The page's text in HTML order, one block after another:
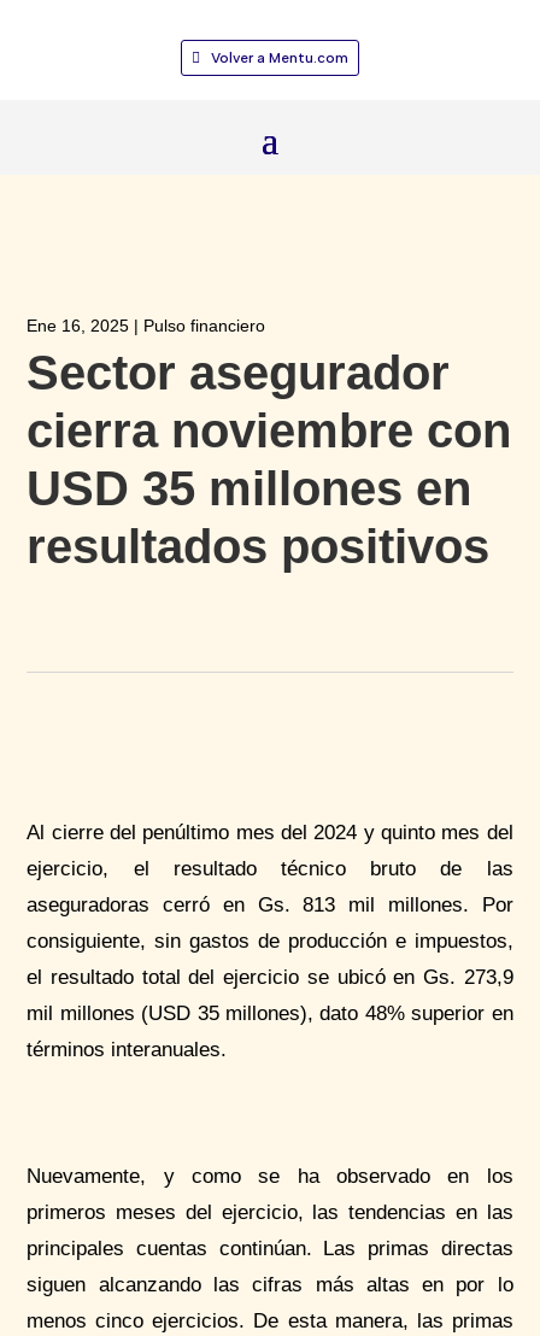
Volver a Mentu.com
Ene 16, 2025 | Pulso financiero
Sector asegurador
cierra noviembre con
USD 35 millones en
resultados positivos
Al cierre del penúltimo mes del 2024 y quinto mes del
ejercicio, el resultado técnico bruto de las
aseguradoras cerró en Gs. 813 mil millones. Por
consiguiente, sin gastos de producción e impuestos,
el resultado total del ejercicio se ubicó en Gs. 273,9
mil millones (USD 35 millones), dato 48% superior en
términos interanuales.
Nuevamente, y como se ha observado en los
primeros meses del ejercicio, las tendencias en las
principales cuentas continúan. Las primas directas
siguen alcanzando las cifras más altas en por lo
menos cinco ejercicios. De esta manera, las primas